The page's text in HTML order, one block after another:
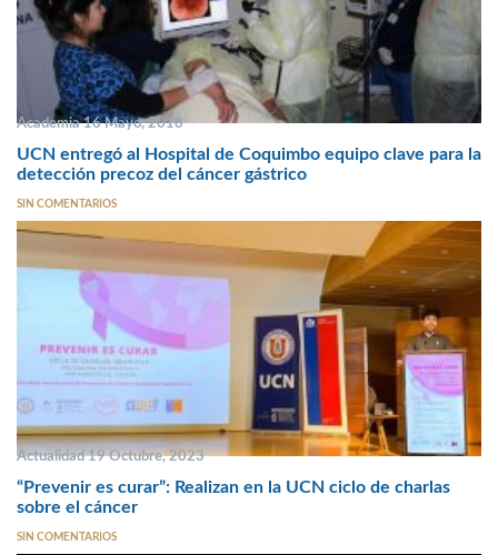
Academia 16 Mayo, 2018
UCN entregó al Hospital de Coquimbo equipo clave para la
detección precoz del cáncer gástrico
SIN COMENTARIOS
Actualidad 19 Octubre, 2023
“Prevenir es curar”: Realizan en la UCN ciclo de charlas
sobre el cáncer
SIN COMENTARIOS